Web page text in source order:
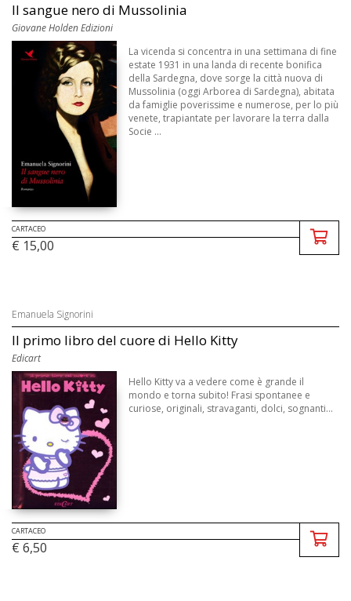
Il sangue nero di Mussolinia
Giovane Holden Edizioni
La vicenda si concentra in una settimana di fine
estate 1931 in una landa di recente bonifica
della Sardegna, dove sorge la città nuova di
Mussolinia (oggi Arborea di Sardegna), abitata
da famiglie poverissime e numerose, per lo più
venete, trapiantate per lavorare la terra dalla
Socie ...
CARTACEO
€ 15,00
Emanuela Signorini
Il primo libro del cuore di Hello Kitty
Edicart
Hello Kitty va a vedere come è grande il
mondo e torna subito! Frasi spontanee e
curiose, originali, stravaganti, dolci, sognanti...
CARTACEO
€ 6,50